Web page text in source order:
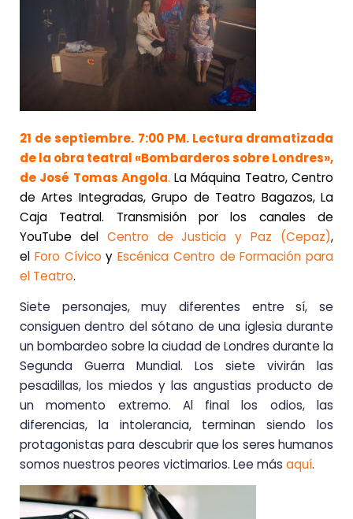
21 de septiembre. 7:00 PM. Lectura dramatizada
de la obra teatral «Bombarderos sobre Londres»,
de José Tomas Angola.La Máquina Teatro, Centro
de Artes Integradas, Grupo de Teatro Bagazos, La
Caja Teatral. Transmisión por los canales de
YouTube del Centro de Justicia y Paz (Cepaz),
el Foro Cívico y Escénica Centro de Formación para
el Teatro.
Siete personajes, muy diferentes entre sí, se
consiguen dentro del sótano de una iglesia durante
un bombardeo sobre la ciudad de Londres durante la
Segunda Guerra Mundial. Los siete vivirán las
pesadillas, los miedos y las angustias producto de
un momento extremo. Al final los odios, las
diferencias, la intolerancia, terminan siendo los
protagonistas para descubrir que los seres humanos
somos nuestros peores victimarios. Lee más aquí.